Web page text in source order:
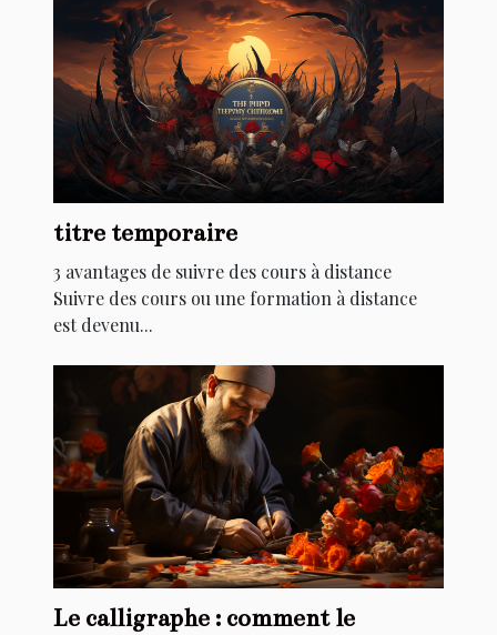
titre temporaire
3 avantages de suivre des cours à distance
Suivre des cours ou une formation à distance
est devenu...
Le calligraphe : comment le